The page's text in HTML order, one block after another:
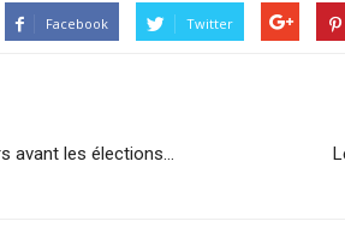
Facebook Twitter
avant les élections…